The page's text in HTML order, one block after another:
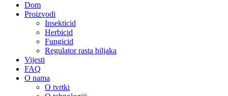
Dom
Proizvodi
Insekticid
Herbicid
Fungicid
Regulator rasta biljaka
Vijesti
FAQ
O nama
O tvrtki